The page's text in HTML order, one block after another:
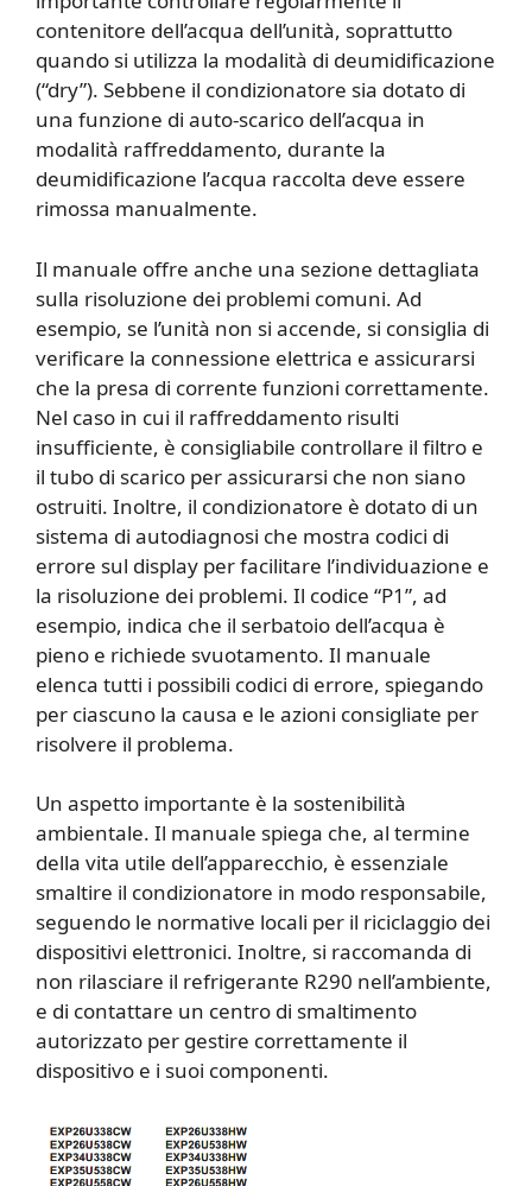
contenitore dell’acqua dell’unità, soprattutto
quando si utilizza la modalità di deumidificazione
(“dry”). Sebbene il condizionatore sia dotato di
una funzione di auto-scarico dell’acqua in
modalità raffreddamento, durante la
deumidificazione l’acqua raccolta deve essere
rimossa manualmente.
Il manuale offre anche una sezione dettagliata
sulla risoluzione dei problemi comuni. Ad
esempio, se l’unità non si accende, si consiglia di
verificare la connessione elettrica e assicurarsi
che la presa di corrente funzioni correttamente.
Nel caso in cui il raffreddamento risulti
insufficiente, è consigliabile controllare il filtro e
il tubo di scarico per assicurarsi che non siano
ostruiti. Inoltre, il condizionatore è dotato di un
sistema di autodiagnosi che mostra codici di
errore sul display per facilitare l’individuazione e
la risoluzione dei problemi. Il codice “P1”, ad
esempio, indica che il serbatoio dell’acqua è
pieno e richiede svuotamento. Il manuale
elenca tutti i possibili codici di errore, spiegando
per ciascuno la causa e le azioni consigliate per
risolvere il problema.
Un aspetto importante è la sostenibilità
ambientale. Il manuale spiega che, al termine
della vita utile dell’apparecchio, è essenziale
smaltire il condizionatore in modo responsabile,
seguendo le normative locali per il riciclaggio dei
dispositivi elettronici. Inoltre, si raccomanda di
non rilasciare il refrigerante R290 nell’ambiente,
e di contattare un centro di smaltimento
autorizzato per gestire correttamente il
dispositivo e i suoi componenti.